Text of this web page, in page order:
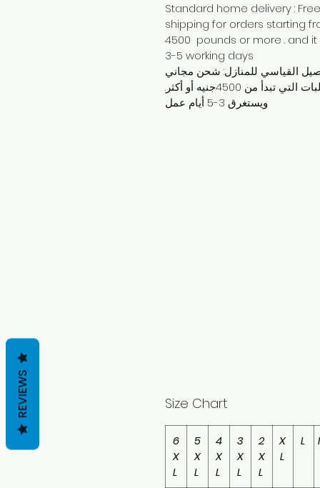
Standard home delivery : Free
shipping for orders starting
4500 pounds or more . and it
3-5 working days
القياسي للمنازل: شحن مجاني
للطلبات التي تبدأ من 4500جنيه أو أكثر.
ويستغرق 3-5 أيام عمل
Size Chart
L
X
L
2
X
L
3
X
L
4
X
L
5
X
L
6
X
L
REVIEWS